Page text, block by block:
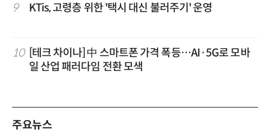
9 KTis, 고령층 위한 '택시 대신 불러주기' 운영
10
[테크 차이나] 中 스마트폰 가격 폭등…AI·5G로 모바
일 산업 패러다임 전환 모색
주요뉴스